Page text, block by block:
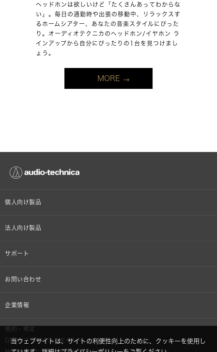
ヘッドホンは欲しいけど「たくさんあってわからな
い」。毎日の通勤時や出張の移動中、リラックスす
るホームシアター、あなたの音楽スタイルにぴった
り。オーディオテクニカのヘッドホン/イヤホン ラ
インアップから自分にぴったりの1台を見つけまし
ょう。
MORE
個人向け製品
オンラインストア限定
法人向け製品
設備音響機器
半導体レーザー応用製品
サポート
個人向け製品サポート
お問い合わせ
その他、メディア 取材関連等のお問い合わせ
企業情報
株式会社オーディオテクニカ
規約・規定
GDPRプライバシーポリシー
当ウェブサイトは、サイトの利便性向上のために、クッキーを使用し